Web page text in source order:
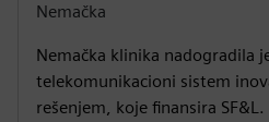
Nemačka
Nemačka klinika nadogradila
telekomunikacioni sistem
rešenjem, koje finansira